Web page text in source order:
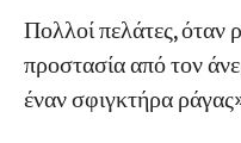
καθημερινά;
Διάσταση 3: Ποια
προϋπολογισμού
Πολλοί πελάτες, όταν
προστασία από τον
έναν σφιγκτήρα